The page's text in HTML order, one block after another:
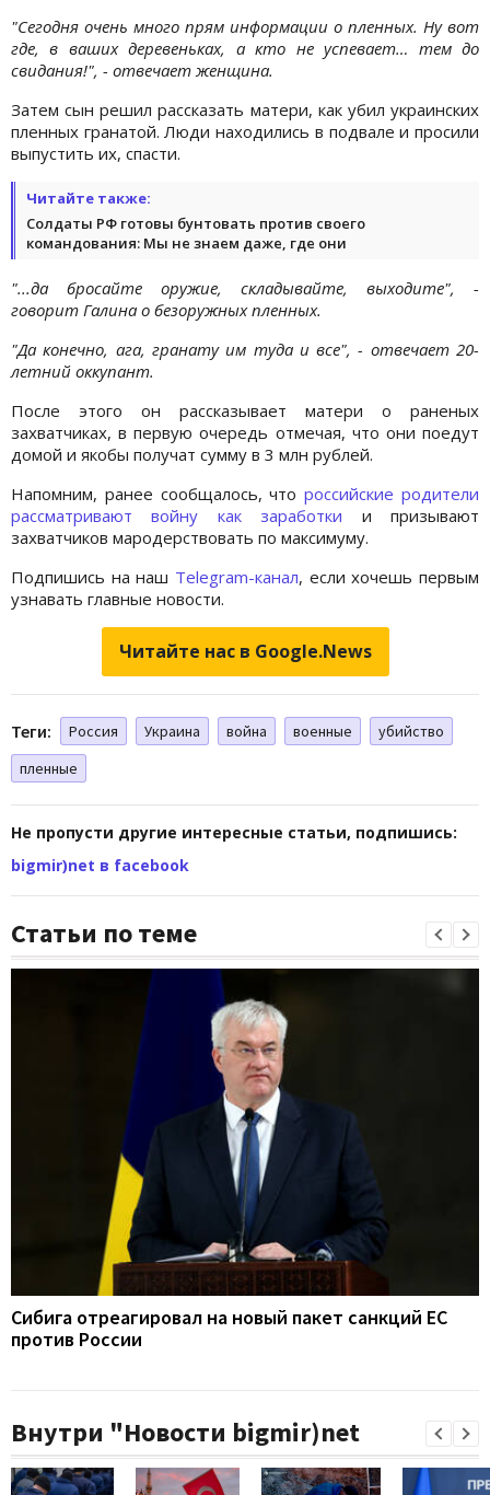
"Сегодня очень много прям информации о пленных. Ну вот
где, в ваших деревеньках, а кто не успевает… тем до
свидания!", - отвечает женщина.
Затем сын решил рассказать матери, как убил украинских
пленных гранатой. Люди находились в подвале и просили
выпустить их, спасти.
Читайте также:
Солдаты РФ готовы бунтовать против своего
командования: Мы не знаем даже, где они
"...да бросайте оружие, складывайте, выходите", -
говорит Галина о безоружных пленных.
"Да конечно, ага, гранату им туда и все", - отвечает 20-
летний оккупант.
После этого он рассказывает матери о раненых
захватчиках, в первую очередь отмечая, что они поедут
домой и якобы получат сумму в 3 млн рублей.
Напомним, ранее сообщалось, чтороссийские родители
рассматривают войну как заработки и призывают
захватчиков мародерствовать по максимуму.
Подпишись на наш Telegram-канал, если хочешь первым
узнавать главные новости.
Читайте нас в Google.News
Теги: Россия Украина война военные
убийство
пленные
Не пропусти другие интересные статьи, подпишись:
bigmir)net в facebook
Статьи по теме
Сибига отреагировал на новый пакет санкций ЕС
против России
Внутри "Новости bigmir)net